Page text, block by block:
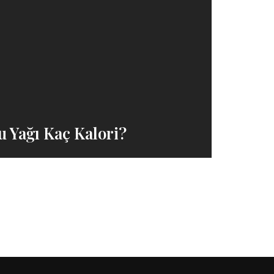
Yağı Kaç Kalori?